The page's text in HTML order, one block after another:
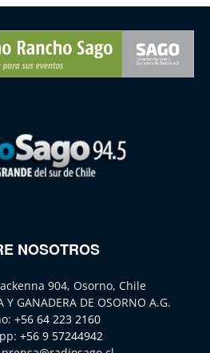
NOSOTROS
904, Osorno, Chile
Y GANADERA DE OSORNO A.G.
+56 64 223 2160
+56 9 57244942